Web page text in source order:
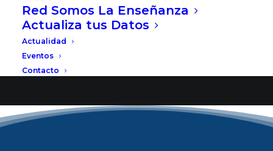
Red Somos La Enseñanza
Actualiza tus Datos
Actualidad
Eventos
Contacto
Something big is brewing! Our store is in the
works and will be launching soon!